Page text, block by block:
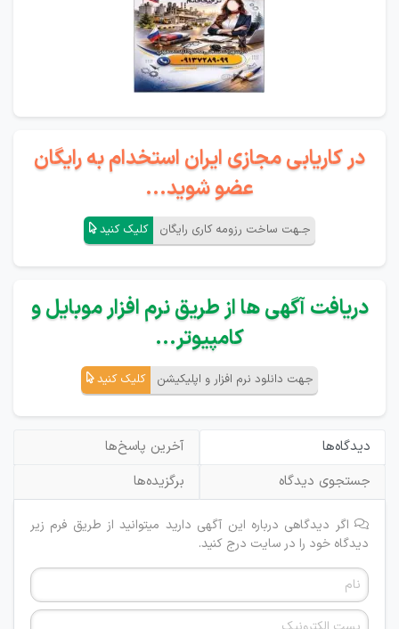
در کاریابی مجازی ایران استخدام به رایگان
عضو شوید...
جـهت ساخت رزومه کاری رایگان کلیک کنید
دریافت آگهی ها از طریق نرم افزار موبایل و
کامپیوتر...
جهت دانلود نرم افزار و اپلیکیشن کلیک کنید
دیدگاه‌ها
آخرین پاسخ‌ها
جستجوی دیدگاه
برگزیده‌ها
اگر دیدگاهی درباره این آگهی دارید میتوانید از طریق فرم زیر
دیدگاه خود را در سایت درج کنید.